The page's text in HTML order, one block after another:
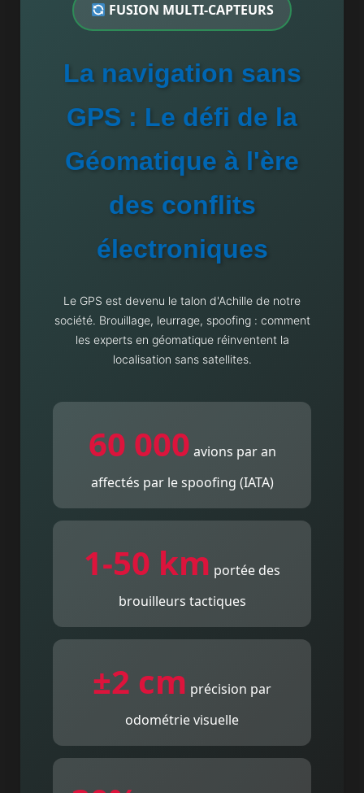
FUSION MULTI-CAPTEURS
La navigation sans
GPS : Le défi de la
Géomatique à l'ère
des conflits
électroniques
Le GPS est devenu le talon d'Achille de notre
société. Brouillage, leurrage, spoofing : comment
les experts en géomatique réinventent la
localisation sans satellites.
60 000 avions par an
affectés par le spoofing (IATA)
1-50 km portée des
brouilleurs tactiques
±2 cm précision par
odométrie visuelle